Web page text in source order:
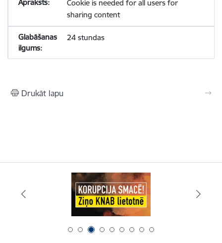
Cookie is needed for all users for
sharing content
24 stundas
Drukāt lapu